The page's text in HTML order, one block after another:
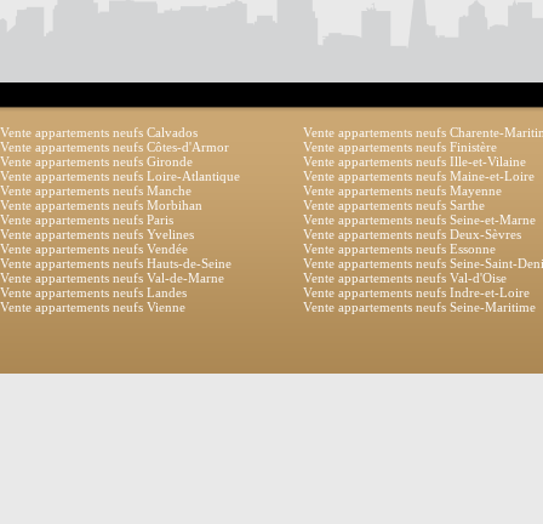
Vente appartements neufs Calvados
Vente appartements neufs Charente-
Vente appartements neufs Côtes-d'Armor
Vente appartements neufs Finistère
Vente appartements neufs Gironde
Vente appartements neufs Ille-et-Vilaine
Vente appartements neufs Loire-Atlantique
Vente appartements neufs Maine-et-Loire
Vente appartements neufs Manche
Vente appartements neufs Mayenne
Vente appartements neufs Morbihan
Vente appartements neufs Sarthe
Vente appartements neufs Paris
Vente appartements neufs Seine-et-Marne
Vente appartements neufs Yvelines
Vente appartements neufs Deux-Sèvres
Vente appartements neufs Vendée
Vente appartements neufs Essonne
Vente appartements neufs Hauts-de-Seine
Vente appartements neufs Seine-Saint-
Vente appartements neufs Val-de-Marne
Vente appartements neufs Val-d'Oise
Vente appartements neufs Landes
Vente appartements neufs Indre-et-Loire
Vente appartements neufs Vienne
Vente appartements neufs Seine-Maritime